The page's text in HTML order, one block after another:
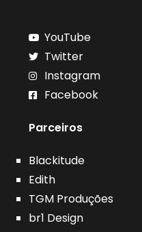
YouTube
Twitter
Instagram
Facebook
Parceiros
Blackitude
Edith
TGM Produções
br1 Design